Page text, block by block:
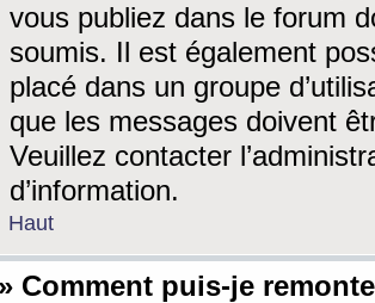
vous publiez dans le forum
soumis. Il est également
placé dans un groupe
que les messages doivent
Veuillez contacter
d’information.
Haut
» Comment puis-je